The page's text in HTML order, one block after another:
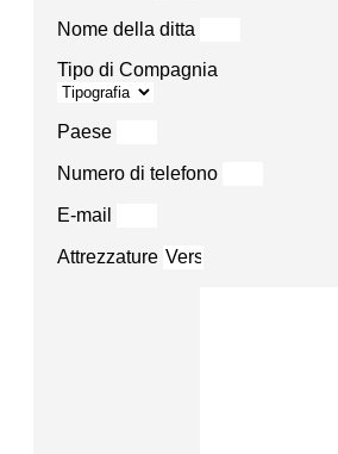
Nome della ditta
Tipo di Compagnia
Paese
Numero di telefono
E-mail
Attrezzature